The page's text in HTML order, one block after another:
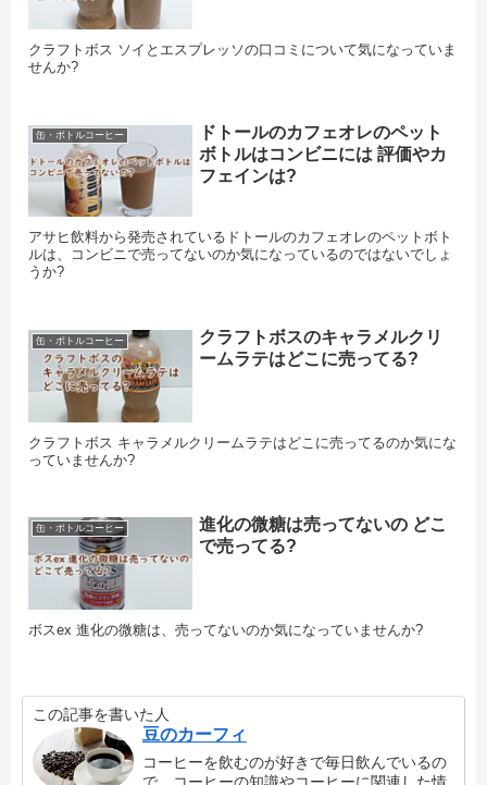
クラフトボス ソイとエスプレッソの口コミについて気になっていま
せんか?
缶・ボトルコーヒー
ドトールのカフェオレのペット
ボトルはコンビニには 評価やカ
フェインは?
アサヒ飲料から発売されているドトールのカフェオレのペットボト
ルは、コンビニで売ってないのか気になっているのではないでしょ
うか?
缶・ボトルコーヒー
クラフトボスのキャラメルクリ
ームラテはどこに売ってる?
クラフトボス キャラメルクリームラテはどこに売ってるのか気にな
っていませんか?
缶・ボトルコーヒー
進化の微糖は売ってないの どこ
で売ってる?
ボスex 進化の微糖は、売ってないのか気になっていませんか?
この記事を書いた人
豆のカーフィ
コーヒーを飲むのが好きで毎日飲んでいるの